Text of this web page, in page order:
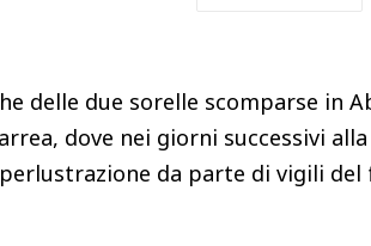
delle due sorelle scomparse in
dove nei giorni successivi
da parte di vigili del